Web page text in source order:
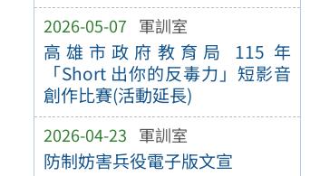
2026-05-07 軍訓室
高雄市政府教育局 115 年
「Short 出你的反毒力」短影音
創作比賽(活動延長)
2026-04-23 軍訓室
防制妨害兵役電子版文宣